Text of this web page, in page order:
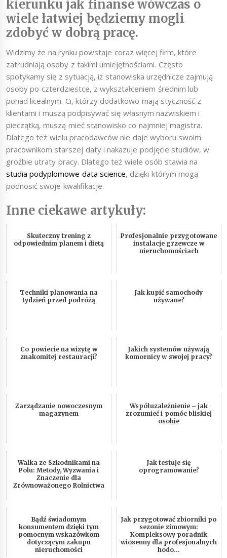
kierunku jak finanse wówczas o
wiele łatwiej będziemy mogli
zdobyć w dobrą pracę.
Widzimy że na rynku powstaje coraz więcej firm, które
zatrudniają osoby z takimi umiejętnościami. Często
spotykamy się z sytuacją, iż stanowiska urzędnicze zajmują
osoby po czterdziestce, z wykształceniem średnim lub
ponad licealnym. Ci, którzy dodatkowo mają styczność z
klientami i muszą podpisywać się własnym nazwiskiem i
pieczątką, muszą mieć stanowisko co najmniej magistra.
Dlatego też wielu pracodawców nie daje wyboru swoim
pracownikom starszej daty i nakazuje podjęcie studiów, w
groźbie utraty pracy. Dlatego też wiele osób stawia na
studia podyplomowe data science, dzięki którym mogą
podnosić swoje kwalifikacje.
Inne ciekawe artykuły:
Skuteczny trening z
odpowiednim planem i dietą
Profesjonalnie przygotowane
instalacje grzewcze w
nieruchomościach
Techniki planowania na
tydzień przed podróżą
Jak kupić samochody
używane?
Co powiecie na wizytę w
znakomitej restauracji?
Jakich systemów używają
komornicy w swojej pracy?
Zarządzanie nowoczesnym
magazynem
Współuzależnienie – jak
zrozumieć i pomóc bliskiej
osobie
Walka ze Szkodnikami na
Polu: Metody, Wyzwania i
Znaczenie dla
Zrównoważonego Rolnictwa
Jak testuje się
oprogramowanie?
Bądź świadomym
konsumentem dzięki tym
pomocnym wskazówkom
dotyczącym zakupu
nieruchomości
Jak przygotować zbiorniki po
sezonie zimowym:
Kompleksowy poradnik
wiosenny dla profesjonalnych
hodo...